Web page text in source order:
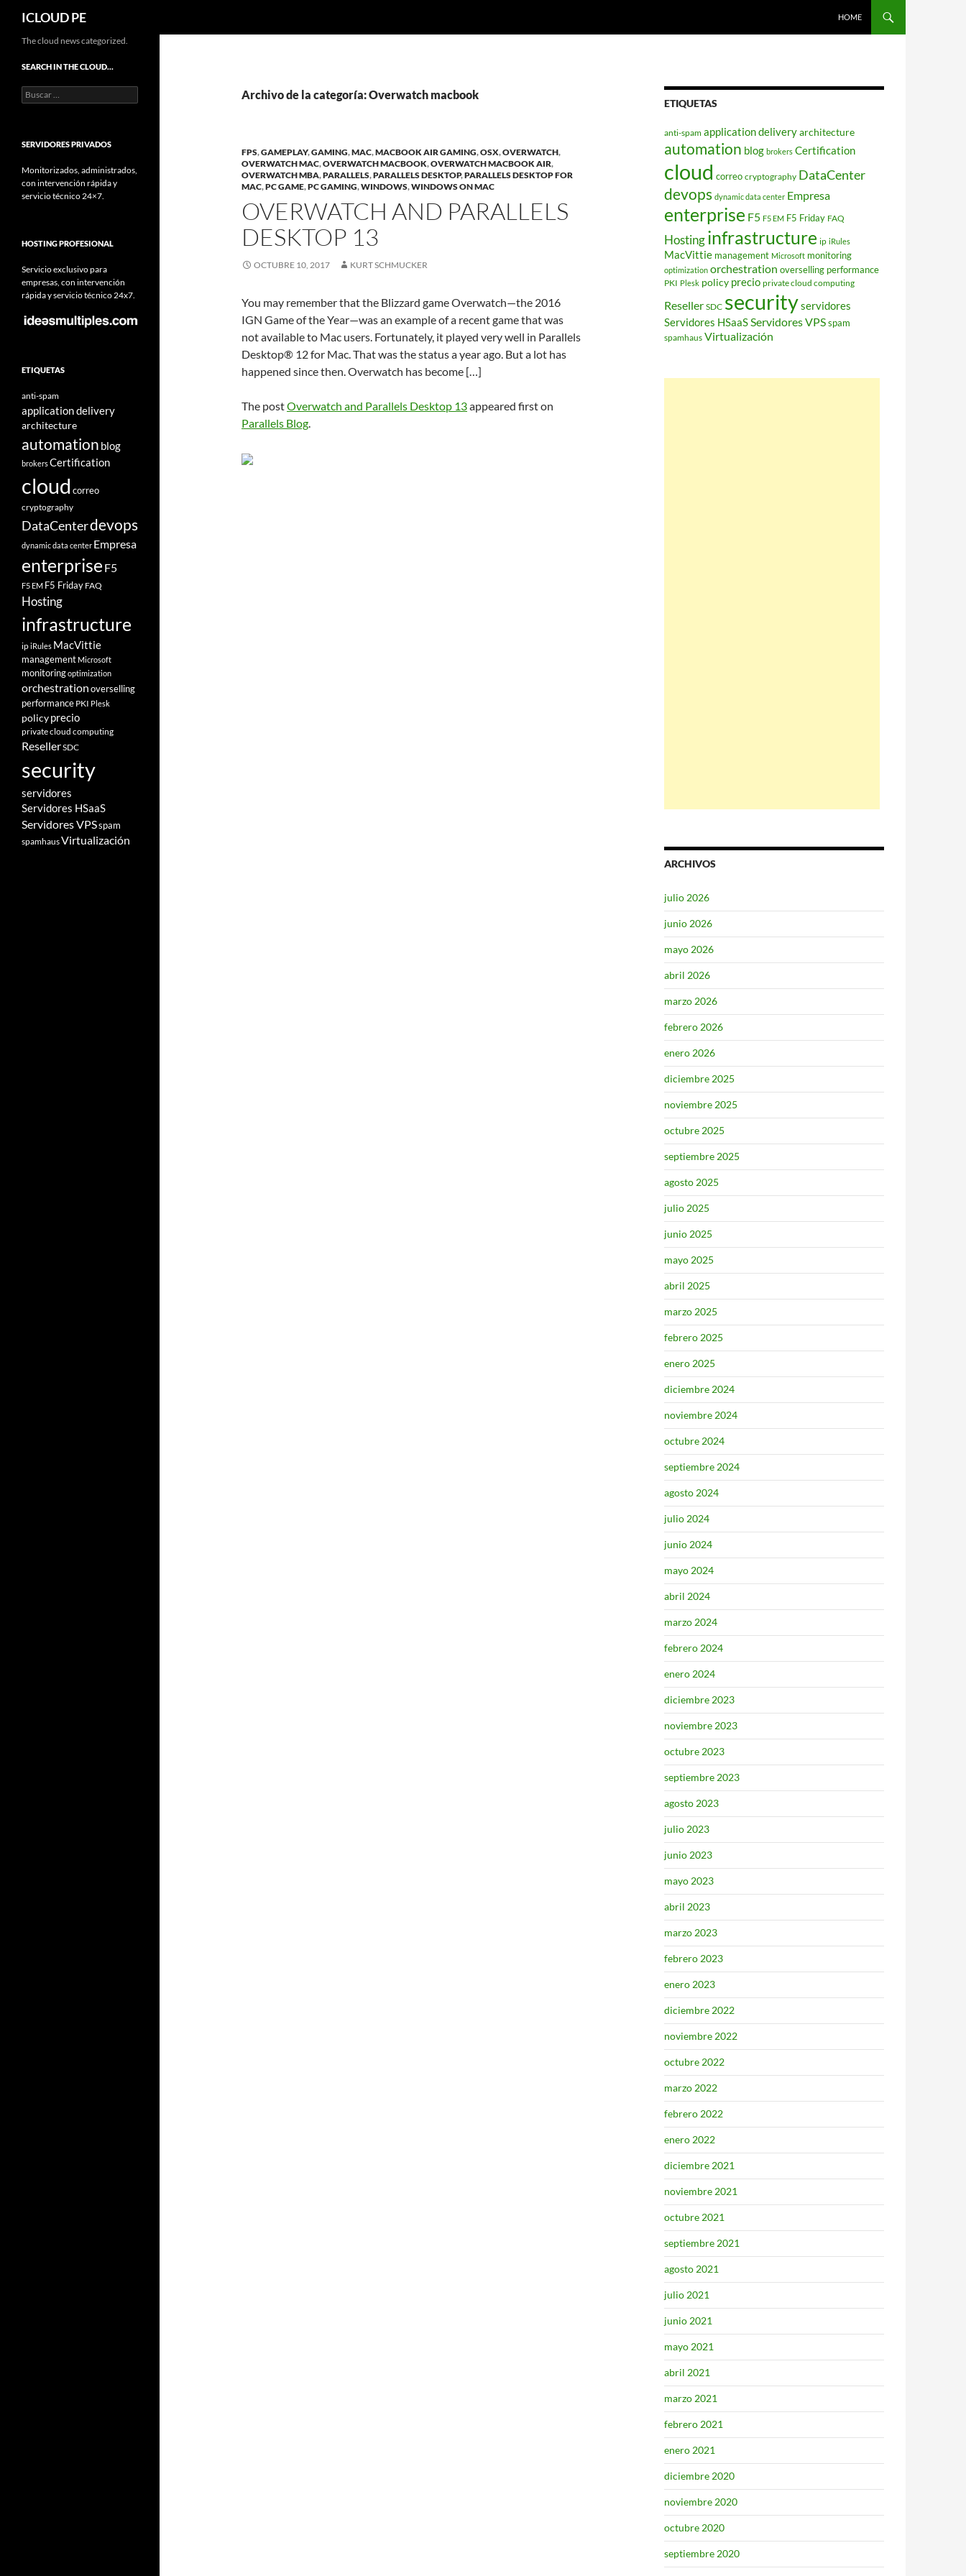
Saltar
contenido
ICLOUD PE HOME
Archivo de la categoría: Overwatch macbook
FPS,GAMEPLAY,GAMING,MAC,MACBOOK AIR GAMING,OSX,OVERWATCH,
OVERWATCH MAC,OVERWATCH MACBOOK,OVERWATCH MACBOOK AIR,
OVERWATCH MBA,PARALLELS,PARALLELS DESKTOP,PARALLELS DESKTOP FOR
MAC,PC GAME,PC GAMING,WINDOWS,WINDOWS ON MAC
OVERWATCH AND PARALLELS
DESKTOP 13
OCTUBRE 10, 2017 KURT SCHMUCKER
You may remember that the Blizzard game Overwatch—the 2016
IGN Game of the Year—was an example of a recent game that was
not available to Mac users. Fortunately, it played very well in Parallels
Desktop® 12 for Mac. That was the status a year ago. But a lot has
happened since then. Overwatch has become […]
The postOverwatch and Parallels Desktop 13appeared first on
Parallels Blog.
ETIQUETAS
anti-spam application deliveryarchitecture
automation blog brokers Certification
cloud correo cryptography DataCenter
devops dynamic data center Empresa
enterprise F5 F5 EM F5 Friday FAQ
Hostinginfrastructure ip iRules
MacVittie management Microsoft monitoring
optimization orchestration overselling performance
PKI Plesk policy precio private cloud computing
Reseller SDC securityservidores
Servidores HSaaSServidores VPSspam
spamhaus Virtualización
ARCHIVOS
julio 2026
junio 2026
mayo 2026
abril 2026
marzo 2026
febrero 2026
enero 2026
diciembre 2025
noviembre 2025
octubre 2025
septiembre 2025
agosto 2025
julio 2025
junio 2025
mayo 2025
abril 2025
marzo 2025
febrero 2025
enero 2025
diciembre 2024
noviembre 2024
octubre 2024
septiembre 2024
agosto 2024
julio 2024
junio 2024
mayo 2024
abril 2024
marzo 2024
febrero 2024
enero 2024
diciembre 2023
noviembre 2023
octubre 2023
septiembre 2023
agosto 2023
julio 2023
junio 2023
mayo 2023
abril 2023
marzo 2023
febrero 2023
enero 2023
diciembre 2022
noviembre 2022
octubre 2022
marzo 2022
febrero 2022
enero 2022
diciembre 2021
noviembre 2021
octubre 2021
septiembre 2021
agosto 2021
julio 2021
junio 2021
mayo 2021
abril 2021
marzo 2021
febrero 2021
enero 2021
diciembre 2020
noviembre 2020
octubre 2020
septiembre 2020
The cloud news categorized.
SEARCH IN THE CLOUD…
Buscar:
SERVIDORES PRIVADOS
Monitorizados, administrados,
con intervención rápida y
servicio técnico 24×7.
HOSTING PROFESIONAL
Servicio exclusivo para
empresas, con intervención
rápida y servicio técnico 24x7.
ETIQUETAS
anti-spam
application delivery
architecture
automation blog
brokersCertification
cloud correo
cryptography
DataCenterdevops
dynamic data center Empresa
enterprise F5
F5 EM F5 Friday FAQ
Hosting
infrastructure
ipiRules MacVittie
management Microsoft
monitoringoptimization
orchestrationoverselling
performance PKI Plesk
policyprecio
private cloud computing
ResellerSDC
security
servidores
Servidores HSaaS
Servidores VPSspam
spamhausVirtualización